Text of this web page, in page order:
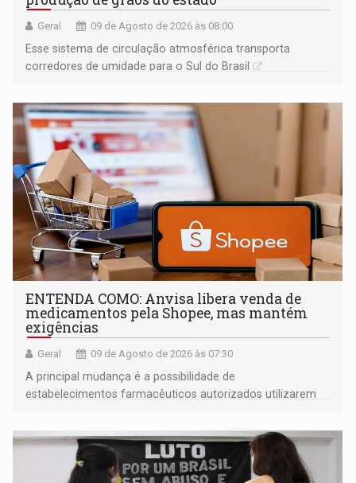
Geral 09 de Agosto de 2026 às 08:00
Esse sistema de circulação atmosférica transporta
corredores de umidade para o Sul do Brasil
ENTENDA COMO: Anvisa libera venda de
medicamentos pela Shopee, mas mantém
exigências
Geral 09 de Agosto de 2026 às 07:30
A principal mudança é a possibilidade de
estabelecimentos farmacêuticos autorizados utilizarem